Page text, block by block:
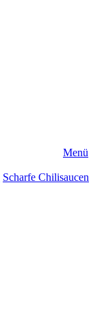
Menü
Scharfe Chilisaucen